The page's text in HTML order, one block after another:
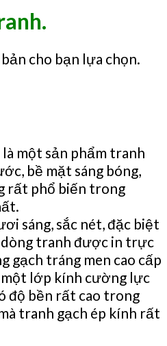
cho bạn lựa chọn.
một sản phẩm tranh
bề mặt sáng bóng,
rất phổ biến trong
sáng, sắc nét, đặc biệt
tranh được in trực
gạch tráng men cao cấp
lớp kính cường lực
độ bền rất cao trong
tranh gạch ép kính rất